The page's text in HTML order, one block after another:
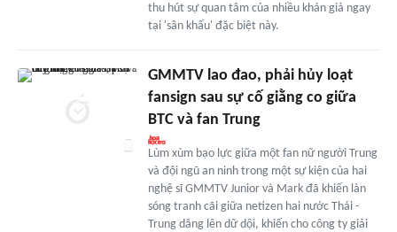
thu hút sự quan tâm của nhiều khán giả ngay
tại 'sân khấu' đặc biệt này.
GMMTV lao đao, phải hủy loạt
fansign sau sự cố giằng co giữa
BTC và fan Trung
Lùm xùm bạo lực giữa một fan nữ người Trung
và đội ngũ an ninh trong một sự kiện của hai
nghệ sĩ GMMTV Junior và Mark đã khiến làn
sóng tranh cãi giữa netizen hai nước Thái -
Trung dâng lên dữ dội, khiến cho công ty giải